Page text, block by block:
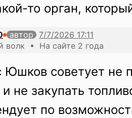
то орган,
автор
волк • На сайте 2 года
Юшков советует не
и не закупать
по